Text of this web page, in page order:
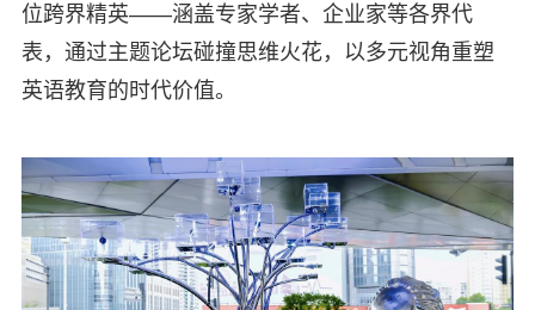
位跨界精英——涵盖专家学者、企业家等各界代
表，通过主题论坛碰撞思维火花，以多元视角重塑
英语教育的时代价值。